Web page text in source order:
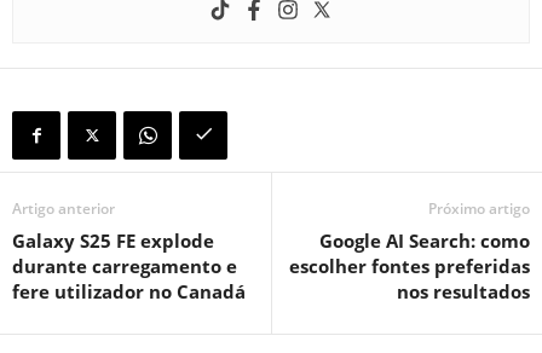
Artigo anterior
Galaxy S25 FE explode
durante carregamento e
fere utilizador no Canadá
Próximo artigo
Google AI Search: como
escolher fontes preferidas
nos resultados